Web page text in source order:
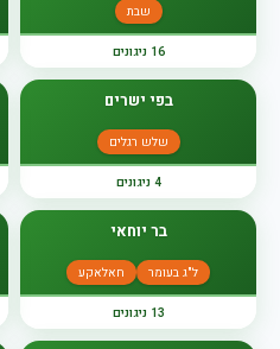
שבת
16 ניגונים
בפי ישרים
שלש רגלים
4 ניגונים
בר יוחאי
ל"ג בעומר חאלאקע
13 ניגונים